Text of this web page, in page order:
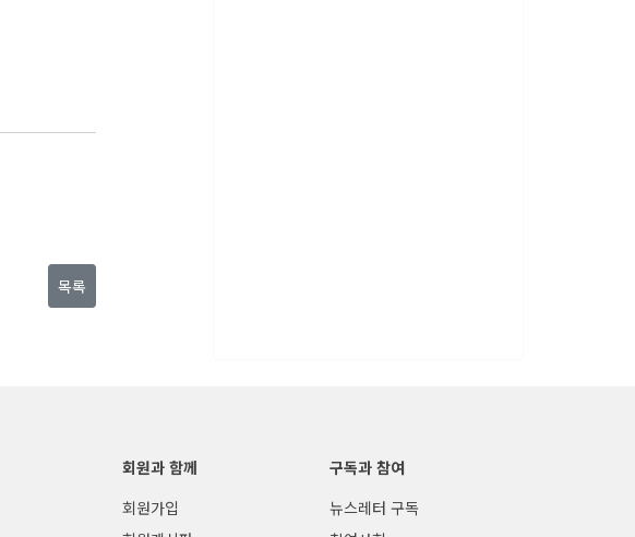
목록
회원과 함께
회원가입
구독과 참여
뉴스레터 구독